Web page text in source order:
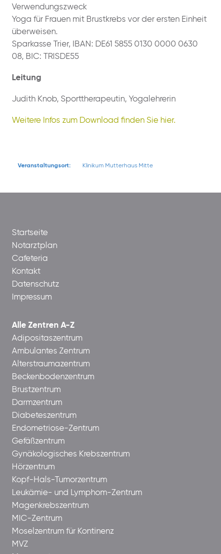
Verwendungszweck
Yoga für Frauen mit Brustkrebs vor der ersten Einheit
überweisen.
Sparkasse Trier, IBAN: DE61 5855 0130 0000 0630
08, BIC: TRISDE55
Leitung
Judith Knob, Sporttherapeutin, Yogalehrerin
Weitere Infos zum Download finden Sie hier.
Veranstaltungsort: Klinikum Mutterhaus Mitte
Startseite
Notarztplan
Cafeteria
Kontakt
Datenschutz
Impressum
Alle Zentren A-Z
Adipositaszentrum
Ambulantes Zentrum
Alterstraumazentrum
Beckenbodenzentrum
Brustzentrum
Darmzentrum
Diabeteszentrum
Endometriose-Zentrum
Gefäßzentrum
Gynäkologisches Krebszentrum
Hörzentrum
Kopf-Hals-Tumorzentrum
Leukämie- und Lymphom-Zentrum
Magenkrebszentrum
MIC-Zentrum
Moselzentrum für Kontinenz
MVZ